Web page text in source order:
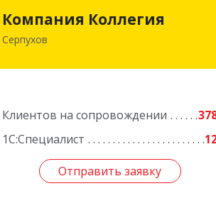
Компания Коллегия
Серпухов
Клиентов на сопровождении
1С:Специалист
Отправить заявку
142211, Московская обл, Серпухов г,
Отправить заявку